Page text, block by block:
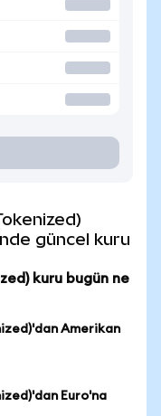
güncel kuru
kuru bugün ne
Amerikan
Euro'na